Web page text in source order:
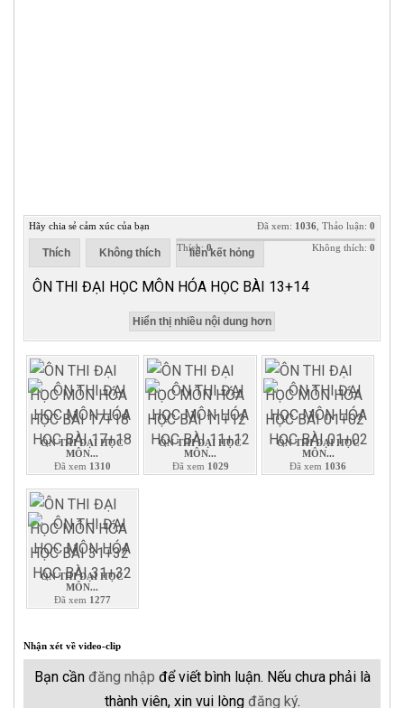
Hãy chia sẻ cảm xúc của bạn
Thích Không thích liên kết hỏng
Đã xem: 1036 , Thảo luận: 0
Thích: 0 Không thích: 0
ÔN THI ĐẠI HỌC MÔN HÓA HỌC BÀI 13+14
Hiển thị nhiều nội dung hơn
ÔN THI ĐẠI HỌC
MÔN...
Đã xem 1310
ÔN THI ĐẠI HỌC
MÔN...
Đã xem 1029
ÔN THI ĐẠI HỌC
MÔN...
Đã xem 1036
ÔN THI ĐẠI HỌC
MÔN...
Đã xem 1277
Nhận xét về video-clip
Bạn cần đăng nhập để viết bình luận. Nếu chưa phải là
thành viên, xin vui lòng đăng ký.